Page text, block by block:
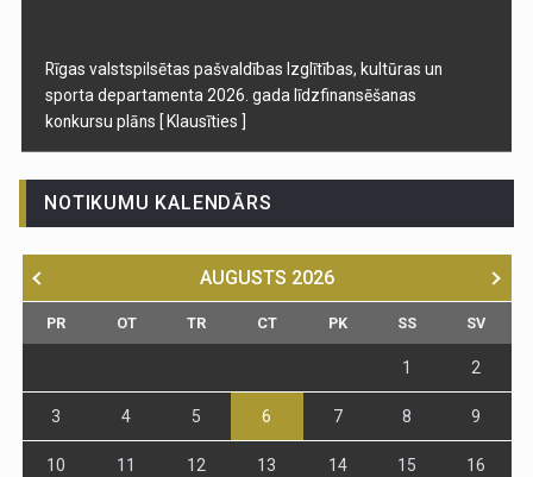
Rīgas valstspilsētas pašvaldības Izglītības, kultūras un
sporta departamenta 2026. gada līdzfinansēšanas
konkursu plāns [ Klausīties ]
NOTIKUMU KALENDĀRS
AUGUSTS 2026
PR OT TR CT PK SS SV
1 2
3 4 5 6 7 8 9
10 11 12 13 14 15 16